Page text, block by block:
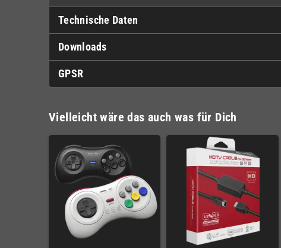
Technische Daten
Downloads
GPSR
Vielleicht wäre das auch was für Dich